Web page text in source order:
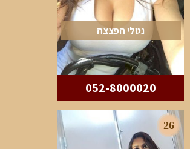
נטלי הפצצה
052-8000020
26